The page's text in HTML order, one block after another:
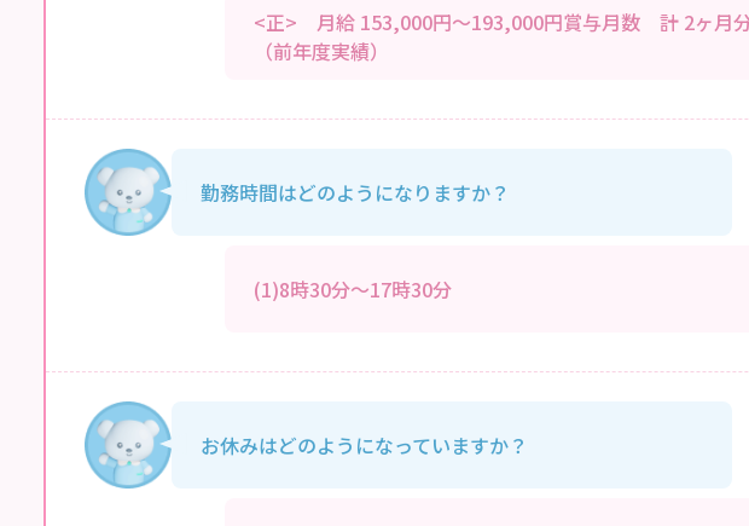
<正> 月給 153,000円～193,000円賞与月数 計 2ヶ月
（前年度実績）
勤務時間はどのようになりますか？
(1)8時30分～17時30分
お休みはどのようになっていますか？